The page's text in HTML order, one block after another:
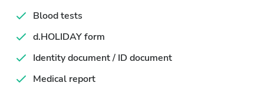
Blood tests
d.HOLIDAY form
Identity document / ID document
Medical report